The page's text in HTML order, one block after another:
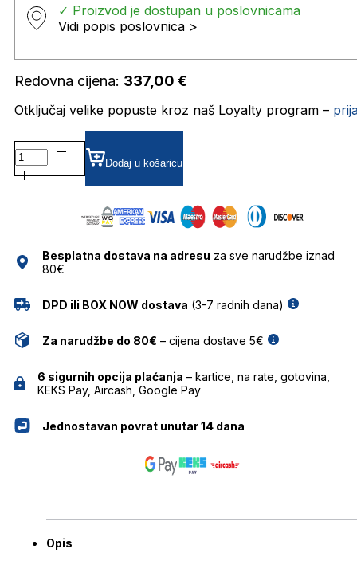
✓ Proizvod je dostupan u poslovnicama
Vidi popis poslovnica >
Redovna cijena: 337,00 €
Otključaj velike popuste kroz naš Loyalty program –
MM5001-
H DIOPTRIJSKI
OKVIRI
Dodaj u košaricu
Besplatna dostava na adresu za sve narudžbe iznad
80€
DPD ili BOX NOW dostava (3-7 radnih dana)
Za narudžbe do 80€ – cijena dostave 5€
6 sigurnih opcija plaćanja – kartice, na rate, gotovina,
KEKS Pay, Aircash, Google Pay
Jednostavan povrat unutar 14 dana
Opis